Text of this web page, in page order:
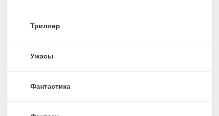
Триллер
Ужасы
Фантастика